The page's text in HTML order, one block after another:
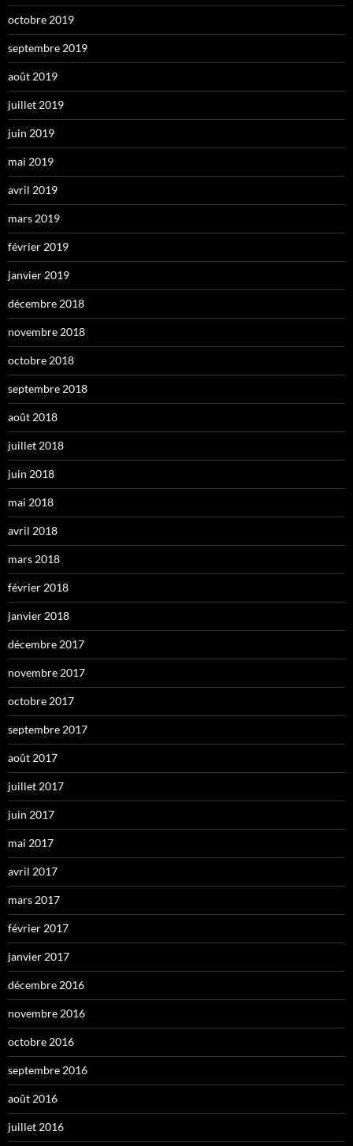
octobre 2019
septembre 2019
août 2019
juillet 2019
juin 2019
mai 2019
avril 2019
mars 2019
février 2019
janvier 2019
décembre 2018
novembre 2018
octobre 2018
septembre 2018
août 2018
juillet 2018
juin 2018
mai 2018
avril 2018
mars 2018
février 2018
janvier 2018
décembre 2017
novembre 2017
octobre 2017
septembre 2017
août 2017
juillet 2017
juin 2017
mai 2017
avril 2017
mars 2017
février 2017
janvier 2017
décembre 2016
novembre 2016
octobre 2016
septembre 2016
août 2016
juillet 2016